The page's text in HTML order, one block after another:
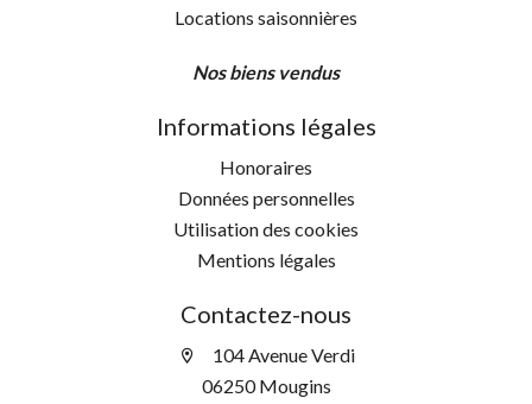
Locations saisonnières
Nos biens vendus
Informations légales
Honoraires
Données personnelles
Utilisation des cookies
Mentions légales
Contactez-nous
104 Avenue Verdi
06250 Mougins